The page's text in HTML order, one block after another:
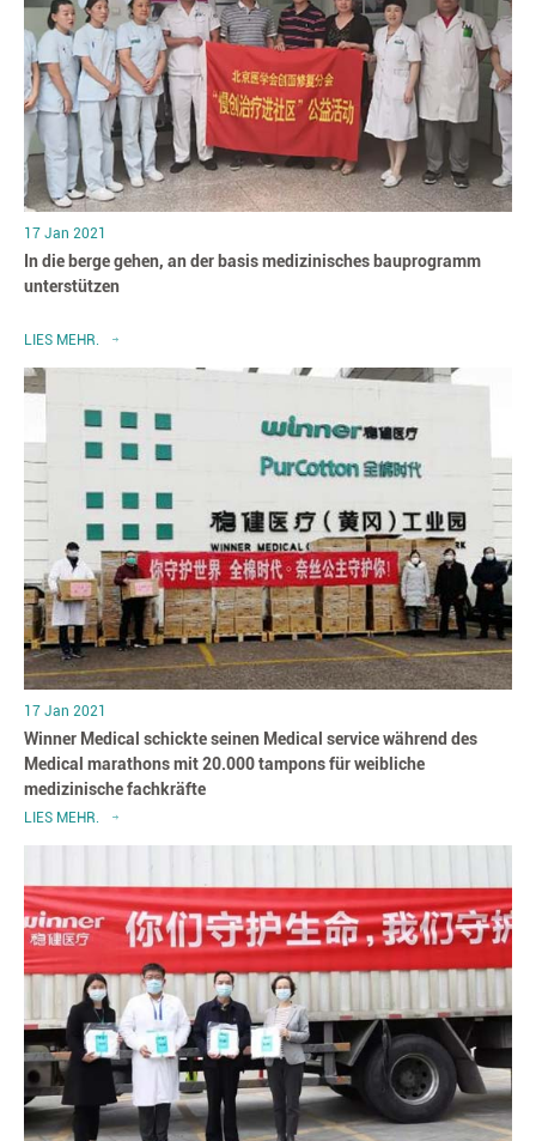
17 Jan 2021
In die berge gehen, an der basis medizinisches bauprogramm
unterstützen
LIES MEHR.
17 Jan 2021
Winner Medical schickte seinen Medical service während des
Medical marathons mit 20.000 tampons für weibliche
medizinische fachkräfte
LIES MEHR.